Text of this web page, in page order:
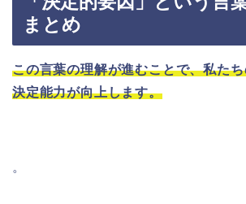
まとめ
この言葉の理解が進むことで、私た
決定能力が向上します。
。